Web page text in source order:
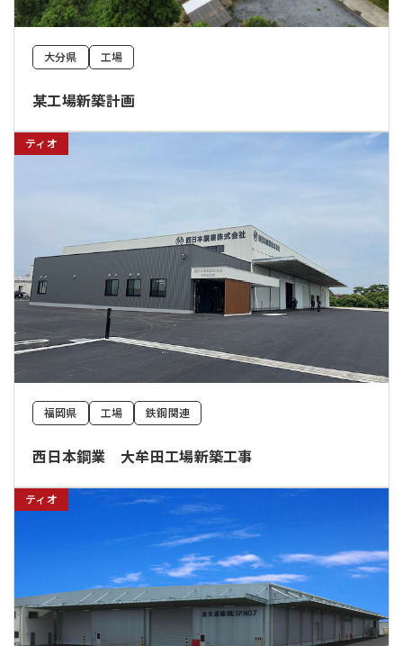
大分県 工場
某工場新築計画
ティオ
福岡県 工場 鉄鋼関連
西日本鋼業 大牟田工場新築工事
ティオ